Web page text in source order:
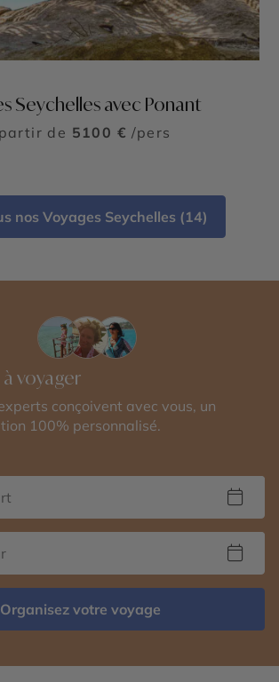
Seychelles avec Ponant
de 5100 € /pers
nos Voyages Seychelles (14)
voyager
conçoivent avec vous, un
100% personnalisé.
Organisez votre voyage